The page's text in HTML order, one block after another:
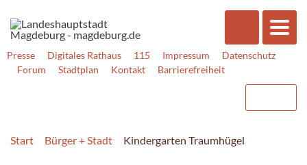
Presse Digitales Rathaus 115 Impressum
Datenschutz
Forum
Stadtplan Kontakt Barrierefreiheit
Start Bürger + Stadt Kindergarten Traumhügel